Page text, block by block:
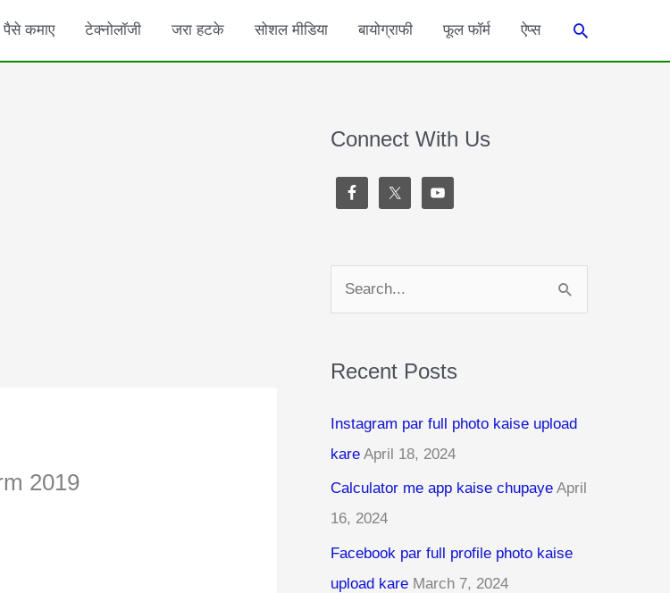
कमाए टेक्नोलॉजी जरा हटके सोशल मीडिया बायोग्राफी फूल फॉर्म ऐप्स Search
2019
Connect With Us
e
r
h
f
o
r
:
Recent Posts
Instagram par full photo kaise upload
kare April 18, 2024
Calculator me app kaise chupaye April
16, 2024
Facebook par full profile photo kaise
upload kare March 7, 2024